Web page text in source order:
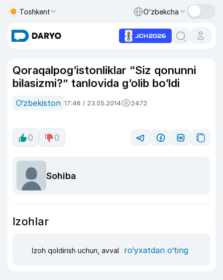
Toshkent O‘zbekcha
Qoraqalpog‘istonliklar “Siz qonunni
bilasizmi?” tanlovida g‘olib bo‘ldi
O‘zbekiston 17:46 / 23.05.2014 2472
0 0
Sohiba
Izohlar
Izoh qoldirish uchun, avval ro‘yxatdan o‘ting